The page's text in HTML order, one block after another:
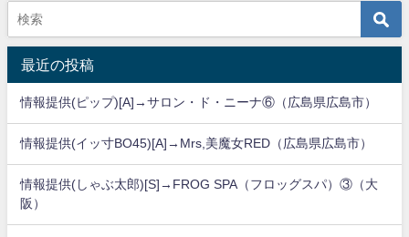
最近の投稿
情報提供(ピップ)[A]→サロン・ド・ニーナ⑥（広島県広島市）
情報提供(イッ寸BO45)[A]→Mrs,美魔女RED（広島県広島市）
情報提供(しゃぶ太郎)[S]→FROG SPA（フロッグスパ）③（大
阪）